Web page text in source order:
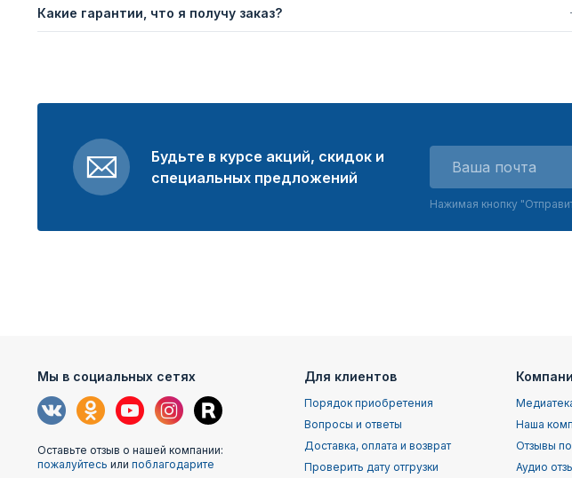
Какие гарантии, что я получу заказ?
Будьте в курсе акций, скидок и
специальных предложений
Нажимая кнопку
Мы в социальных сетях
Оставьте отзыв о нашей компании:
пожалуйтесь или поблагодарите
Для клиентов
Порядок приобретения
Вопросы и ответы
Доставка, оплата и возврат
Проверить дату отгрузки
Наша
Отзывы
Аудио